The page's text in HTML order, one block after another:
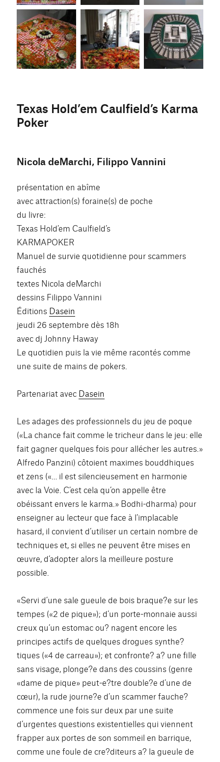
Texas Hold’em Caulfield’s Karma
Poker
Nicola deMarchi, Filippo Vannini
présentation en abîme
avec attraction(s) foraine(s) de poche
du livre:
Texas Hold’em Caulfield’s
KARMAPOKER
Manuel de survie quotidienne pour scammers
fauchés
textes Nicola deMarchi
dessins Filippo Vannini
Éditions Dasein
jeudi 26 septembre dès 18h
avec dj Johnny Haway
Le quotidien puis la vie même racontés comme
une suite de mains de pokers.
Partenariat avec Dasein
Les adages des professionnels du jeu de poque
(«La chance fait comme le tricheur dans le jeu: elle
fait gagner quelques fois pour allécher les autres.»
Alfredo Panzini) côtoient maximes bouddhiques
et zens («… il est silencieusement en harmonie
avec la Voie. C’est cela qu’on appelle être
obéissant envers le karma.» Bodhi-dharma) pour
enseigner au lecteur que face à l’implacable
hasard, il convient d’utiliser un certain nombre de
techniques et, si elles ne peuvent être mises en
œuvre, d’adopter alors la meilleure posture
possible.
«Servi d’une sale gueule de bois braque?e sur les
tempes («2 de pique»); d’un porte-monnaie aussi
creux qu’un estomac ou? nagent encore les
principes actifs de quelques drogues synthe?
tiques («4 de carreau»); et confronte? a? une fille
sans visage, plonge?e dans des coussins (genre
«dame de pique» peut-e?tre double?e d’une de
cœur), la rude journe?e d’un scammer fauche?
commence une fois sur deux par une suite
d’urgentes questions existentielles qui viennent
frapper aux portes de son sommeil en barrique,
comme une foule de cre?diteurs a? la gueule de